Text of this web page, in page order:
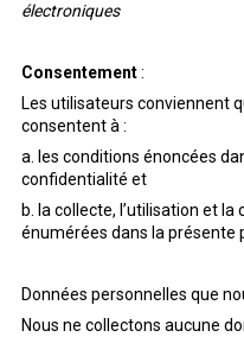
électroniques
Consentement:
Les utilisateurs conviennent
consentent à :
a. les conditions énoncées
confidentialité et
b. la collecte, l’utilisation et
énumérées dans la présente
Données personnelles que
Nous ne collectons aucune